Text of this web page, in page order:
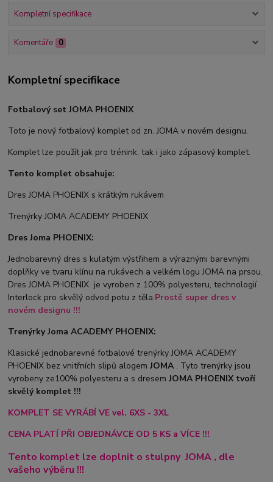
Kompletní specifikace
Komentáře 0
Kompletní specifikace
Fotbalový set JOMA PHOENIX
Toto je nový fotbalový komplet od zn. JOMA v novém designu.
Komplet lze použít jak pro trénink, tak i jako zápasový komplet.
Tento komplet obsahuje:
Dres JOMA PHOENIX s krátkým rukávem
Trenýrky JOMA ACADEMY PHOENIX
Dres Joma PHOENIX:
Jednobarevný dres s kulatým výstřihem a výraznými barevnými
doplňky ve tvaru klínu na rukávech a velkém logu JOMA na prsou.
Dres JOMA PHOENIX je vyroben z 100% polyesteru, technologií
Interlock pro skvělý odvod potu z těla.Prostě super dres v
novém designu !!!
Trenýrky Joma ACADEMY PHOENIX:
Klasické jednobarevné fotbalové trenýrky JOMA ACADEMY
PHOENIX bez vnitřních slipů alogem JOMA . Tyto trenýrky jsou
vyrobeny ze100% polyesteru a s dresemJOMA PHOENIX tvoří
skvělý komplet !!!
KOMPLET SE VYRÁBÍ VE vel. 6XS - 3XL
CENA PLATÍ PŘI OBJEDNÁVCE OD 5 KS a VÍCE !!!
Tento komplet lze doplnit o stulpny JOMA , dle
vašeho výběru !!!